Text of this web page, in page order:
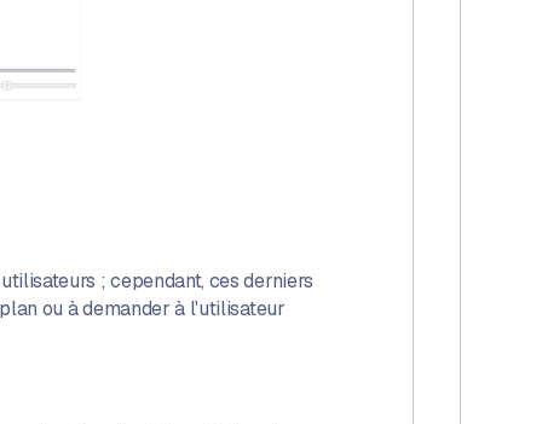
; cependant, ces derniers
ou à demander à l'utilisateur